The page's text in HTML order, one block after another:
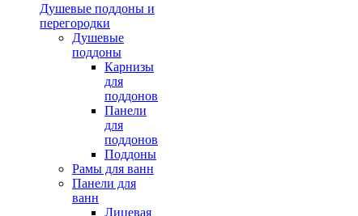
Душевые поддоны и
перегородки
Душевые
поддоны
Карнизы
для
поддонов
Панели
для
поддонов
Поддоны
Рамы для ванн
Панели для
ванн
Лицевая